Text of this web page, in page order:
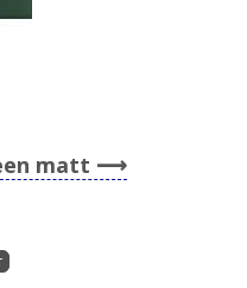
matt